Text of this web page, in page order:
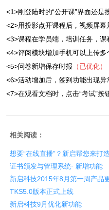
<1>刚登陆时的“公开课”界面还是
<2>用投影点开课程后，视频屏
<3>课程在学员端，培训任务，课
<4>评阅模块增加手机可以上传多
<5>问卷新增保存时报 （已优化）
<6>活动增加后，签到功能出现异
<7>在观看文档时，点击“考试”按
相关阅读：
想要“在线直播”？新启帮您来打
证书颁发与管理系统- 新增功能
新启科技2015年8月第一周产品
TKS5.0版本正式上线
新启科技9月优化新功能